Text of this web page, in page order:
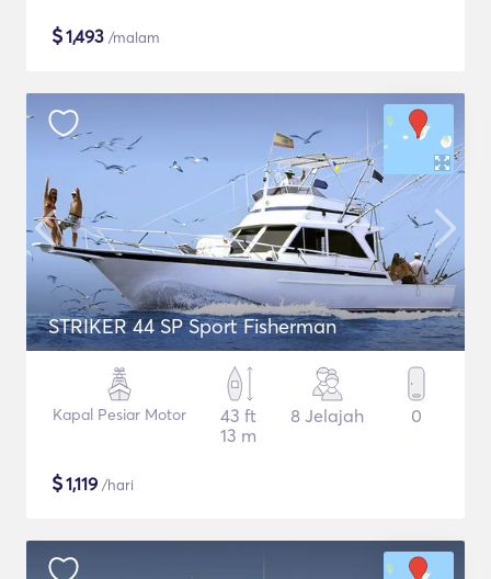
$1,493 /malam
STRIKER 44 SP Sport Fisherman
Kapal Pesiar Motor
43 ft
13 m
8 Jelajah 0
$1,119 /hari